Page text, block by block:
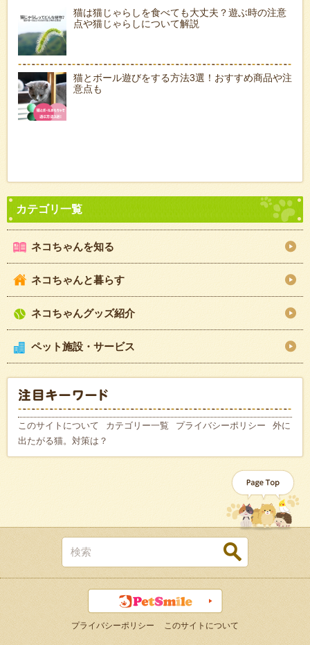
猫は猫じゃらしを食べても大丈夫？遊ぶ時の注意
点や猫じゃらしについて解説
猫とボール遊びをする方法3選！おすすめ商品や注
意点も
ネコちゃんを知る
ネコちゃんと暮らす
ネコちゃんグッズ紹介
ペット施設・サービス
このサイトについて カテゴリー一覧 プライバシーポリシー
外に
出たがる猫。対策は？
プライバシーポリシー このサイトについて